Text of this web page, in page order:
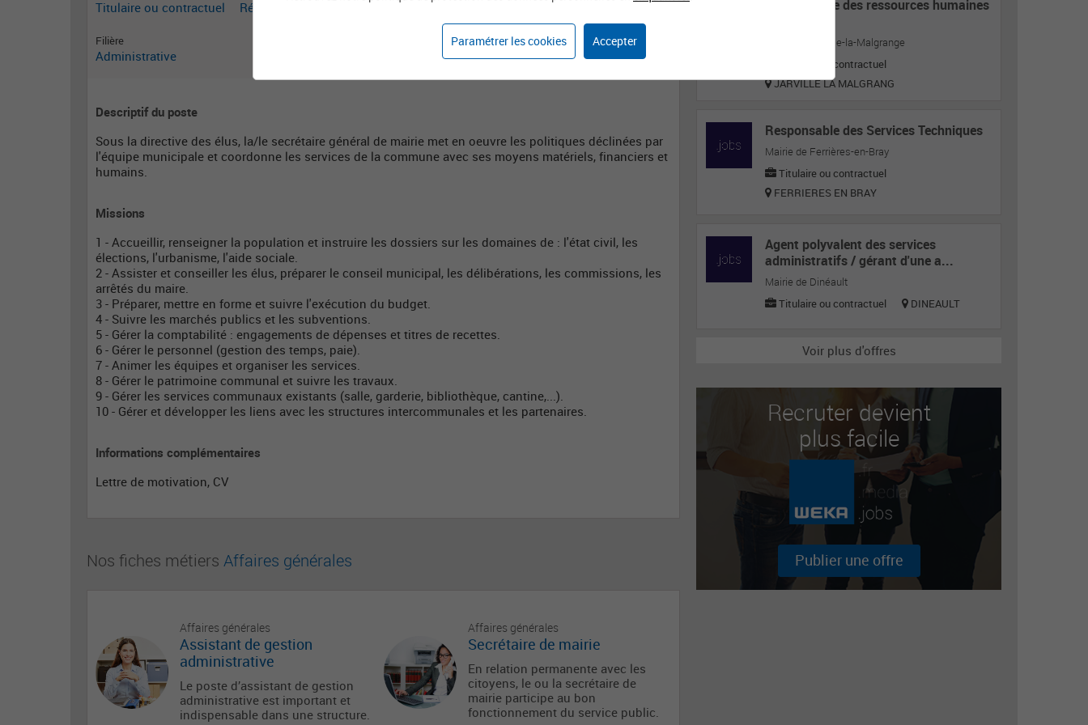
Paramétrer les cookies Accepter
Titulaire ou contractuel Rédacteur territorial Affaires générales Secrétaire de mairie
Filière
Administrative
Descriptif du poste
Sous la directive des élus, la/le secrétaire général de mairie met en oeuvre les politiques déclinées par
l'équipe municipale et coordonne les services de la commune avec ses moyens matériels, financiers et
humains.
Missions
1 - Accueillir, renseigner la population et instruire les dossiers sur les domaines de : l'état civil, les
élections, l'urbanisme, l'aide sociale.
2 - Assister et conseiller les élus, préparer le conseil municipal, les délibérations, les commissions, les
arrêtés du maire.
3 - Préparer, mettre en forme et suivre l'exécution du budget.
4 - Suivre les marchés publics et les subventions.
5 - Gérer la comptabilité : engagements de dépenses et titres de recettes.
6 - Gérer le personnel (gestion des temps, paie).
7 - Animer les équipes et organiser les services.
8 - Gérer le patrimoine communal et suivre les travaux.
9 - Gérer les services communaux existants (salle, garderie, bibliothèque, cantine,...).
10 - Gérer et développer les liens avec les structures intercommunales et les partenaires.
Informations complémentaires
Lettre de motivation, CV
Nos fiches métiers Affaires générales
Affaires générales
Assistant de gestion
administrative
Le poste d’assistant de gestion
administrative est important et
indispensable dans une structure.
Affaires générales
Secrétaire de mairie
En relation permanente avec les
citoyens, le ou la secrétaire de
mairie participe au bon
fonctionnement du service public.
Responsable des ressources humaines
Mairie de Jarville-la-Malgrange
Titulaire ou contractuel
JARVILLE LA MALGRANG
Responsable des Services Techniques
Mairie de Ferrières-en-Bray
Titulaire ou contractuel
FERRIERES EN BRAY
Agent polyvalent des services
administratifs / gérant d'une a...
Mairie de Dinéault
Titulaire ou contractuel
DINEAULT
Voir plus d'offres
Recruter devient
plus facile
Publier une offre